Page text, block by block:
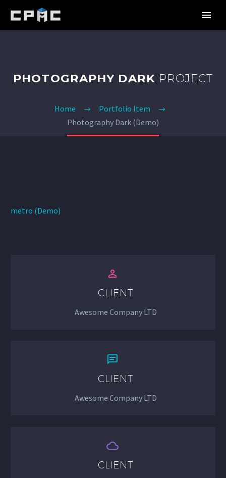
PHOTOGRAPHY DARK PROJECT
Home
Portfolio Item
Photography Dark (Demo)
metro (Demo)


CLIENT
Awesome Company LTD


CLIENT
Awesome Company LTD


CLIENT